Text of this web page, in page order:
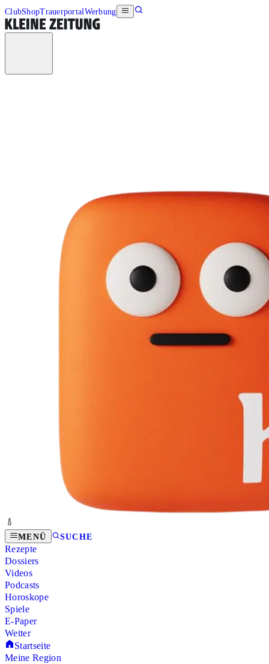
ClubShopTrauerportalWerbung
MENÜ SUCHE
Rezepte
Dossiers
Videos
Podcasts
Horoskope
Spiele
E-Paper
Wetter
Startseite
Meine Region